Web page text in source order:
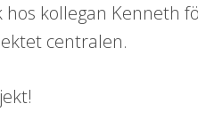
kollegan Kenneth
centralen.